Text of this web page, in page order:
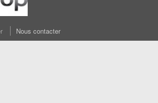
Nous contacter